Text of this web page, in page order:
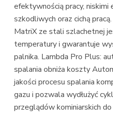
efektywnością pracy, niskimi
szkodliwych oraz cichą
MatriX ze stali szlachetnej
temperatury i gwarantuje
palnika. Lambda Pro Plus:
spalania obniża koszty
jakości procesu spalania
gazu i pozwala wydłużyć
przeglądów kominiarskich